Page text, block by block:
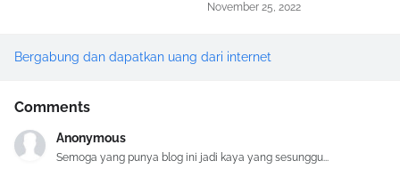
November 25, 2022
Bergabung dan dapatkan uang dari internet
Comments
Anonymous
Semoga yang punya blog ini jadi kaya yang sesunggu...